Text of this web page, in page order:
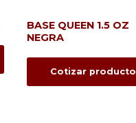
BASE QUEEN 1.5 OZ
NEGRA
Cotizar producto